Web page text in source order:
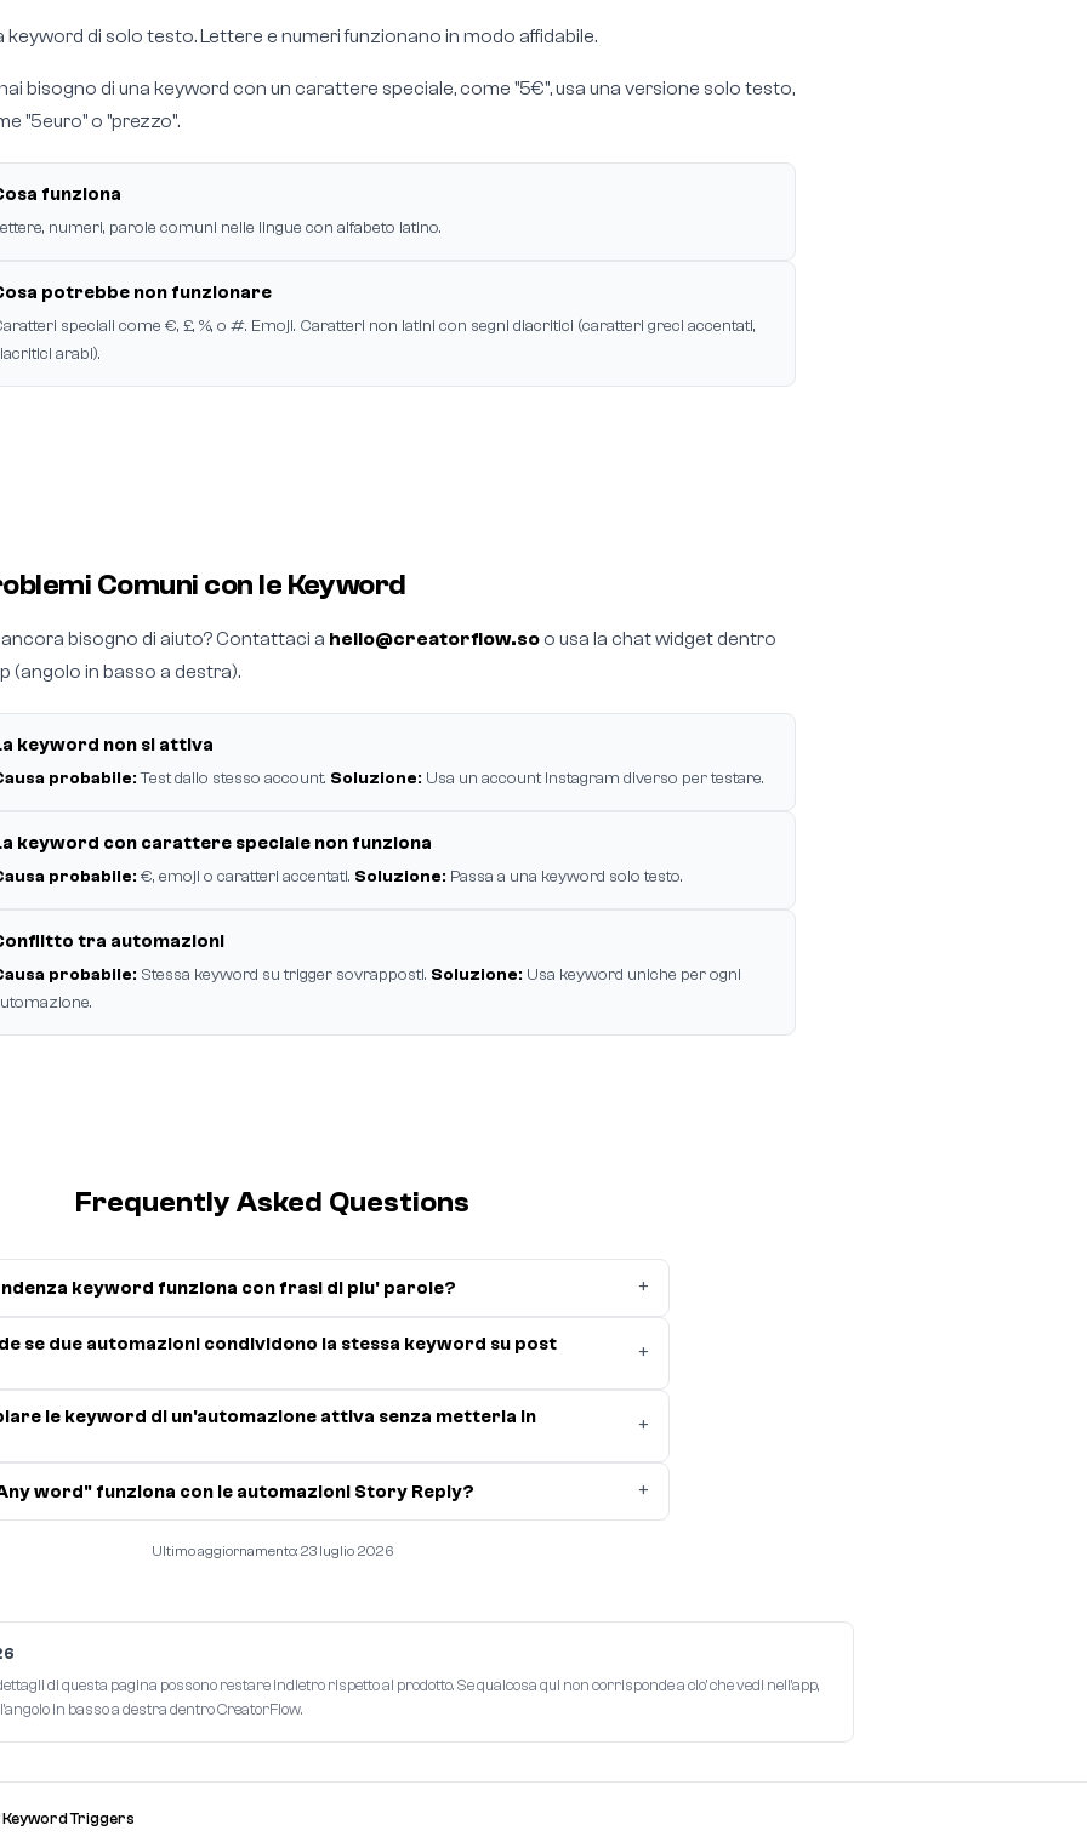
keyword di solo testo. Lettere e numeri funzionano in modo affidabile.
bisogno di una keyword con un carattere speciale, come "5€", usa una versione solo testo,
"5euro" o "prezzo".
funziona
numeri, parole comuni nelle lingue con alfabeto latino.
potrebbe non funzionare
speciali come €, £, %, o #. Emoji. Caratteri non latini con segni diacritici (caratteri greci accentati,
arabi).
Comuni con le Keyword
ancora bisogno di aiuto? Contattaci a hello@creatorflow.so o usa la chat widget dentro
(angolo in basso a destra).
keyword non si attiva
probabile:Test dallo stesso account. Soluzione: Usa un account Instagram diverso per testare.
keyword con carattere speciale non funziona
probabile: €, emoji o caratteri accentati. Soluzione: Passa a una keyword solo testo.
tra automazioni
probabile: Stessa keyword su trigger sovrapposti. Soluzione: Usa keyword uniche per ogni
Frequently Asked Questions
keyword funziona con frasi di piu' parole? +
se due automazioni condividono la stessa keyword su post
+
le keyword di un'automazione attiva senza metterla in
+
word" funziona con le automazioni Story Reply? +
Ultimo aggiornamento: 23 luglio 2026
di questa pagina possono restare indietro rispetto al prodotto. Se qualcosa qui non corrisponde a cio' che vedi nell'app,
in basso a destra dentro CreatorFlow.
Keyword Triggers